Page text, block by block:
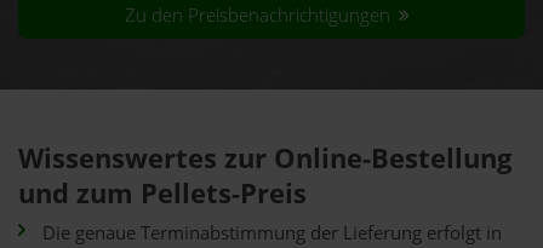
Zu den Preisbenachrichtigungen
Wissenswertes zur Online-Bestellung
und zum Pellets-Preis
Die genaue Terminabstimmung der Lieferung erfolgt in